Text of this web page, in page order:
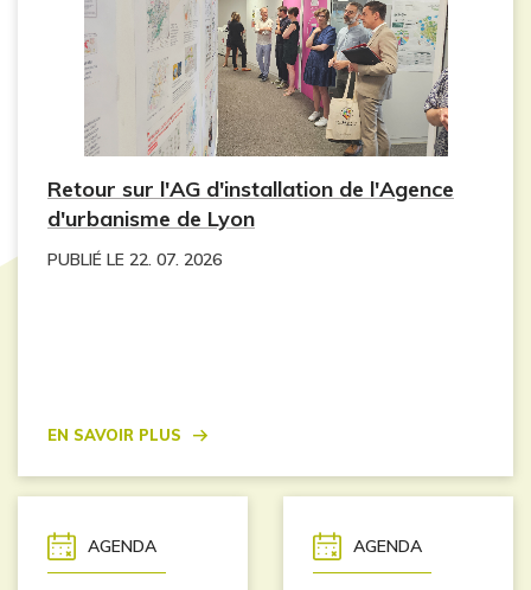
Retour sur l'AG d'installation de l'Agence
d'urbanisme de Lyon
PUBLIÉ LE 22. 07. 2026
En savoir plus
AGENDA AGENDA